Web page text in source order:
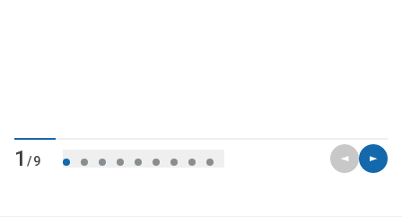
1/9 前のスライ
次のス